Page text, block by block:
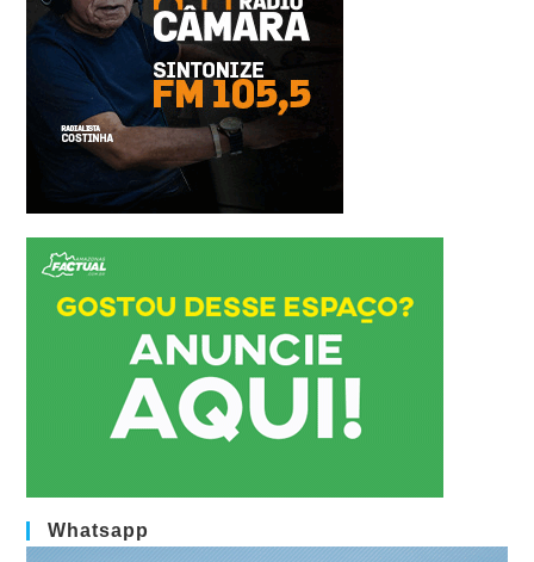
Whatsapp